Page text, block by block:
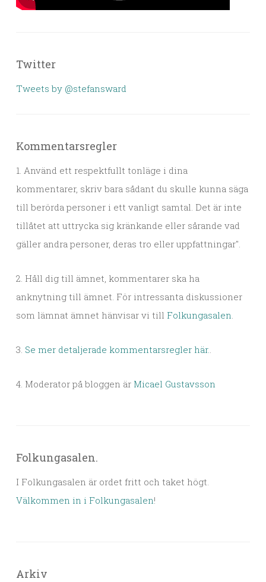
Twitter
Tweets by @stefansward
Kommentarsregler
1. Använd ett respektfullt tonläge i dina
kommentarer, skriv bara sådant du skulle kunna säga
till berörda personer i ett vanligt samtal. Det är inte
tillåtet att uttrycka sig kränkande eller sårande vad
gäller andra personer, deras tro eller uppfattningar".
2. Håll dig till ämnet, kommentarer ska ha
anknytning till ämnet. För intressanta diskussioner
som lämnat ämnet hänvisar vi till Folkungasalen.
3. Se mer detaljerade kommentarsregler här..
4. Moderator på bloggen är Micael Gustavsson
Folkungasalen.
I Folkungasalen är ordet fritt och taket högt.
Välkommen in i Folkungasalen!
Arkiv